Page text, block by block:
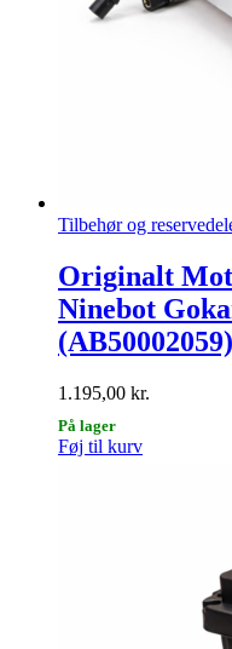
Tilbehør og
Originalt
Ninebot
(AB50002059)
1.195,00 kr.
På lager
Føj til kurv